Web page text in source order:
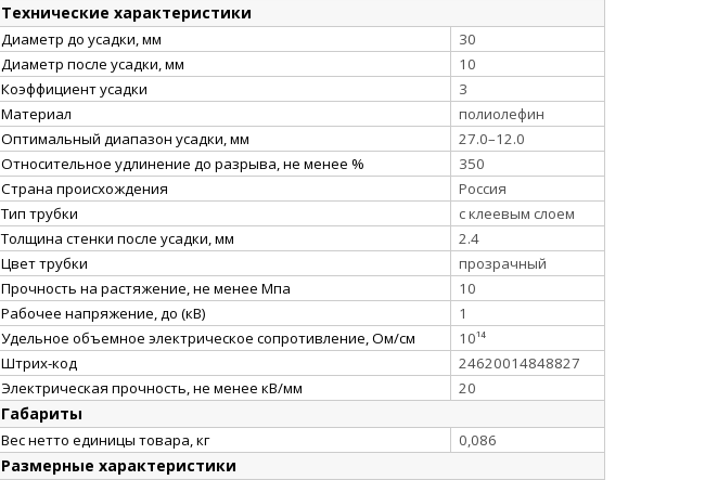
Технические характеристики
Диаметр до усадки, мм
30
Диаметр после усадки, мм
10
Коэффициент усадки
3
Материал
полиолефин
Оптимальный диапазон усадки, мм
27.0–12.0
Относительное удлинение до разрыва, не менее %
350
Страна происхождения
Россия
Тип трубки
с клеевым слоем
Толщина стенки после усадки, мм
2.4
Цвет трубки
прозрачный
Прочность на растяжение, не менее Мпа
10
Рабочее напряжение, до (кВ)
1
Удельное объемное электрическое сопротивление, Ом/см
10¹⁴
Штрих-код
24620014848827
Электрическая прочность, не менее кВ/мм
20
Габариты
Вес нетто единицы товара, кг 0,086
Размерные характеристики